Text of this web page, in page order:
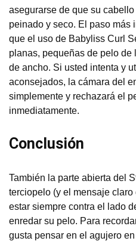
asegurarse de que su
peinado y seco. El paso más
que el uso de Babyliss Curl
planas, pequeñas de pelo de
de ancho. Si usted intenta y
aconsejados, la cámara del
simplemente y rechazará el
inmediatamente.
Conclusión
También la parte abierta del
terciopelo (y el mensaje
estar siempre contra el lado
enredar su pelo. Para
gusta pensar en el agujero